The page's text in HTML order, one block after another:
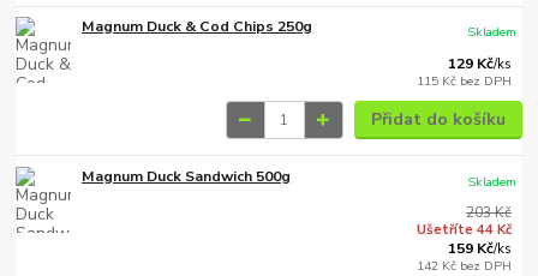
Magnum Duck & Cod Chips 250g
129 Kč/ks
115 Kč bez DPH
Skladem
Přidat do košíku
Magnum Duck Sandwich 500g
203 Kč
Ušetříte 44 Kč
159 Kč/ks
142 Kč bez DPH
Skladem